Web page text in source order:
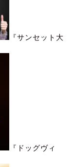
『サンセット大
『ドッグヴィ